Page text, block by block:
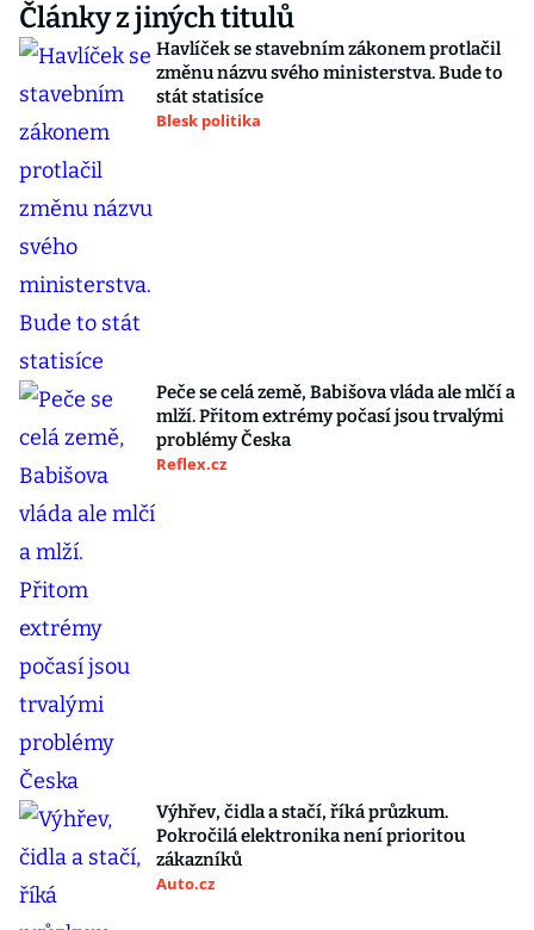
Články z jiných titulů
Havlíček se stavebním zákonem protlačil
změnu názvu svého ministerstva. Bude to
stát statisíce
Blesk politika
Peče se celá země, Babišova vláda ale mlčí a
mlží. Přitom extrémy počasí jsou trvalými
problémy Česka
Reflex.cz
Výhřev, čidla a stačí, říká průzkum.
Pokročilá elektronika není prioritou
zákazníků
Auto.cz